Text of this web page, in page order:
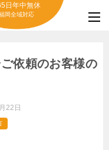
日年中無休
岡全域対応
依頼のお客様の
22日